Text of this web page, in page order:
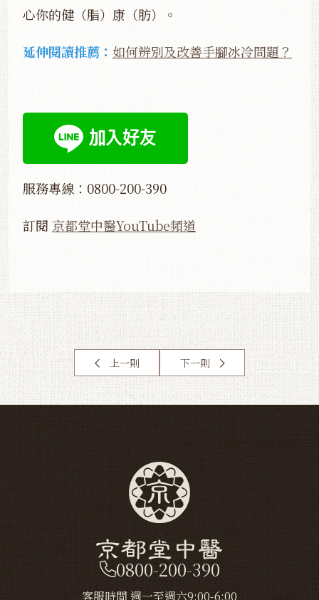
心你的健（脂）康（肪）。
延伸閱讀推薦： 如何辨別及改善手腳冰冷問題？
服務專線：0800-200-390
訂閱 京都堂中醫YouTube頻道
上一則 下一則
0800-200-390
客服時間 週一至週六9:00-6:00